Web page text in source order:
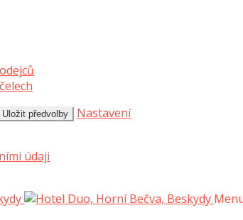
Uložit předvolby
Nastavení
údaji